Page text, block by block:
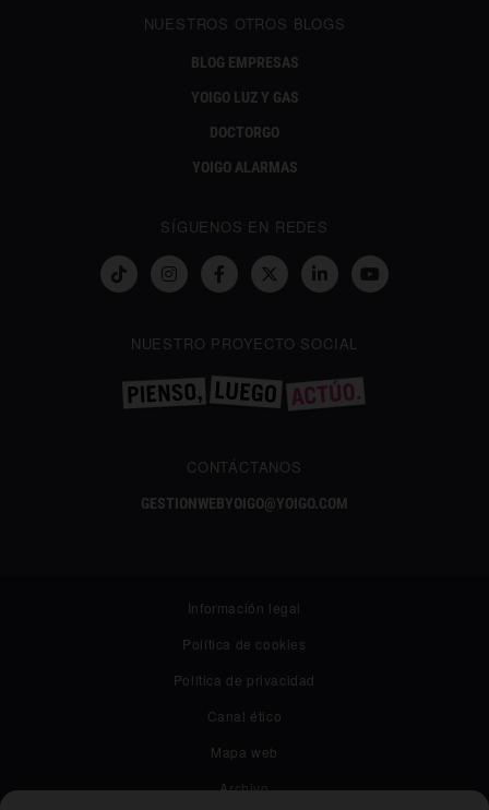
NUESTROS OTROS BLOGS
BLOG EMPRESAS
YOIGO LUZ Y GAS
DOCTORGO
YOIGO ALARMAS
SÍGUENOS EN REDES
NUESTRO PROYECTO SOCIAL
CONTÁCTANOS
GESTIONWEBYOIGO@YOIGO.COM
Información legal
Política de cookies
Política de privacidad
Canal ético
Mapa web
Archivo